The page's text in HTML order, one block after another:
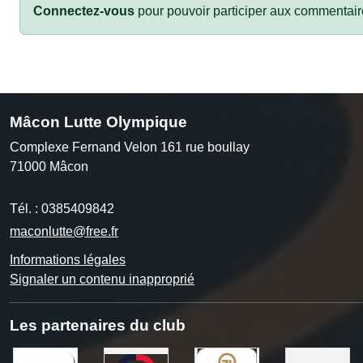
Connectez-vous pour pouvoir participer aux
Mâcon Lutte Olympique
Complexe Fernand Velon 161 rue boullay
71000 Mâcon
Tél. : 0385409842
maconlutte@free.fr
Informations légales
Signaler un contenu inapproprié
Les partenaires du club